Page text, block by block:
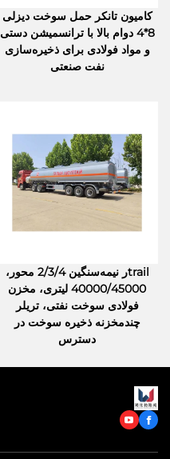
کامیون تانکر حمل سوخت دیزلی
8*4 دوام بالا با ترانسمیشن دستی
و مواد فولادی برای ذخیره‌سازی
نفت صنعتی
trailر نیمه‌سنگین 2/3/4 محور،
40000/45000 لیتری، مخزن
فولادی سوخت نفتی، تریلر
چندمخزنه ذخیره سوخت در
دسترس